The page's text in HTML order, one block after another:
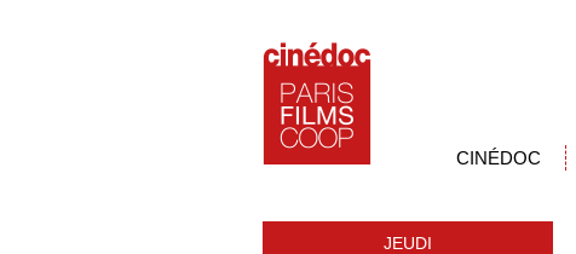
CINÉDOC
JEUDI